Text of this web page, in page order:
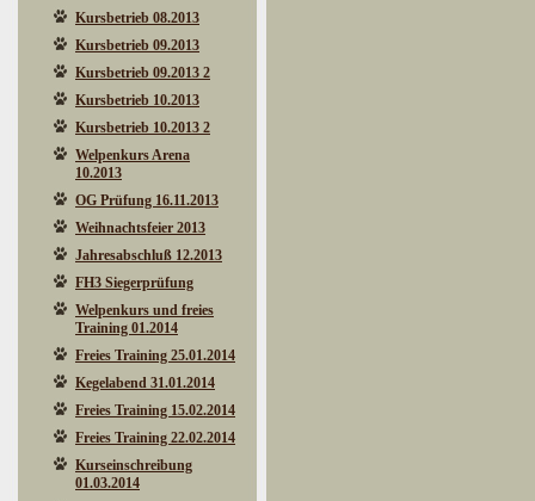
Kursbetrieb 08.2013
Kursbetrieb 09.2013
Kursbetrieb 09.2013 2
Kursbetrieb 10.2013
Kursbetrieb 10.2013 2
Welpenkurs Arena
10.2013
OG Prüfung 16.11.2013
Weihnachtsfeier 2013
Jahresabschluß 12.2013
FH3 Siegerprüfung
Welpenkurs und freies
Training 01.2014
Freies Training 25.01.2014
Kegelabend 31.01.2014
Freies Training 15.02.2014
Freies Training 22.02.2014
Kurseinschreibung
01.03.2014